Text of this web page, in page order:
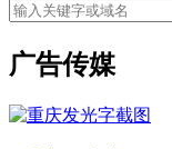
广告传媒